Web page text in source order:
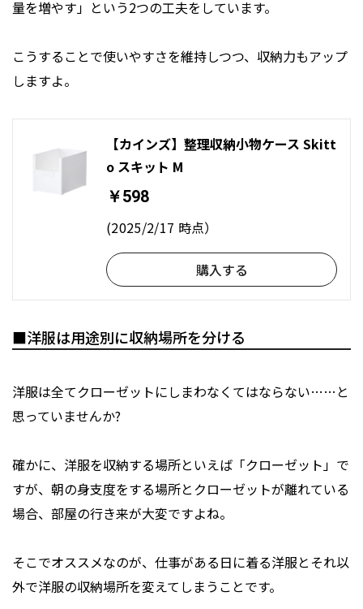
量を増やす」という2つの工夫をしています。
こうすることで使いやすさを維持しつつ、収納力もアップ
しますよ。
【カインズ】整理収納小物ケース Skitt
o スキット M
￥598
(2025/2/17 時点）
購入する
■洋服は用途別に収納場所を分ける
洋服は全てクローゼットにしまわなくてはならない……と
思っていませんか?
確かに、洋服を収納する場所といえば「クローゼット」で
すが、朝の身支度をする場所とクローゼットが離れている
場合、部屋の行き来が大変ですよね。
そこでオススメなのが、仕事がある日に着る洋服とそれ以
外で洋服の収納場所を変えてしまうことです。